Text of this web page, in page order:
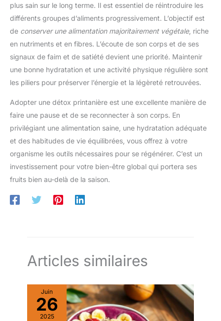
facilement et agréablement.
plus sain sur le long terme. Il est essentiel de réintroduire les
différents groupes d’aliments progressivement. L’objectif est
de conserver une alimentation majoritairement végétale, riche
en nutriments et en fibres. L’écoute de son corps et de ses
signaux de faim et de satiété devient une priorité. Maintenir
une bonne hydratation et une activité physique régulière sont
les piliers pour préserver l’énergie et la légèreté retrouvées.
Adopter une détox printanière est une excellente manière de
faire une pause et de se reconnecter à son corps. En
privilégiant une alimentation saine, une hydratation adéquate
et des habitudes de vie équilibrées, vous offrez à votre
organisme les outils nécessaires pour se régénérer. C’est un
investissement pour votre bien-être global qui portera ses
fruits bien au-delà de la saison.
Articles similaires
Juin
26
2025